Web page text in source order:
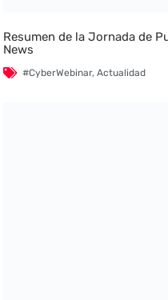
Resumen de la Jornada de
News
#CyberWebinar,Actualidad